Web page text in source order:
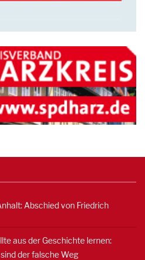
Abschied von Friedrich
aus der Geschichte lernen:
der falsche Weg